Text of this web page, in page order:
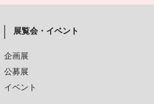
展覧会・イベント
企画展
公募展
イベント